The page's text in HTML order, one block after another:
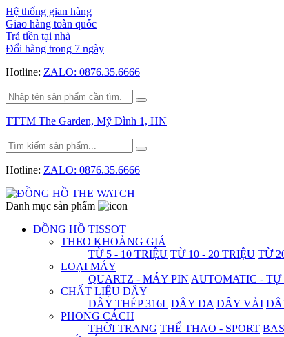
Hệ thống gian hàng
Giao hàng toàn quốc
Trả tiền tại nhà
Đổi hàng trong 7 ngày
Hotline: ZALO: 0876.35.6666
TTTM The Garden, Mỹ Đình 1, HN
Hotline: ZALO: 0876.35.6666
Danh mục sản phẩm
ĐỒNG HỒ TISSOT
THEO KHOẢNG GIÁ
TỪ 5 - 10 TRIỆU TỪ 10 - 20 TRIỆU TỪ
LOẠI MÁY
QUARTZ - MÁY PIN AUTOMATIC -
CHẤT LIỆU DÂY
DÂY THÉP 316L DÂY DA DÂY VẢI
PHONG CÁCH
THỜI TRANG THỂ THAO - SPORT